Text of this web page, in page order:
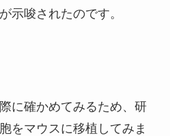
示唆されたのです。
に確かめてみるため、研
をマウスに移植してみま